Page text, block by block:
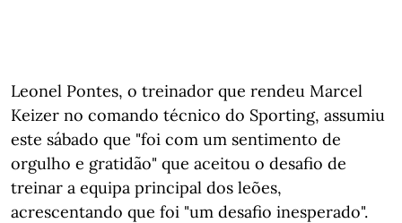
Leonel Pontes, o treinador que rendeu Marcel
Keizer no comando técnico do Sporting, assumiu
este sábado que "foi com um sentimento de
orgulho e gratidão" que aceitou o desafio de
treinar a equipa principal dos leões,
acrescentando que foi "um desafio inesperado".